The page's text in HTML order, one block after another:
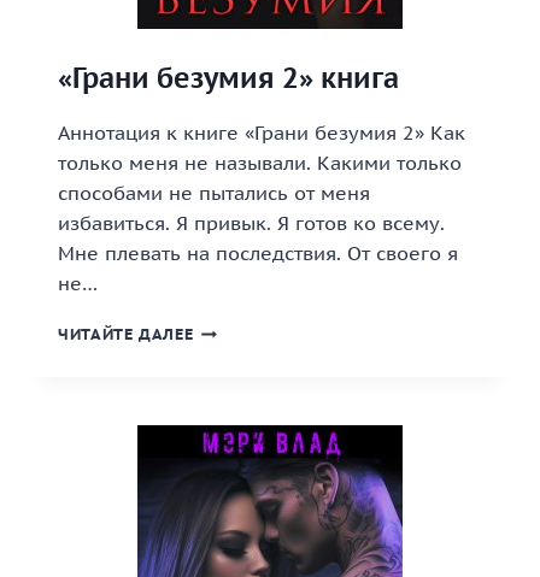
«Грани безумия 2» книга
Аннотация к книге «Грани безумия 2» Как
только меня не называли. Какими только
способами не пытались от меня
избавиться. Я привык. Я готов ко всему.
Мне плевать на последствия. От своего я
не…
ЧИТАЙТЕ ДАЛЕЕ «ГРАНИ